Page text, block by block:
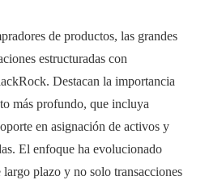
de productos, las grandes
estructuradas con
Destacan la importancia
más profundo, que incluya
en asignación de activos y
El enfoque ha evolucionado
largo plazo y no solo transacciones